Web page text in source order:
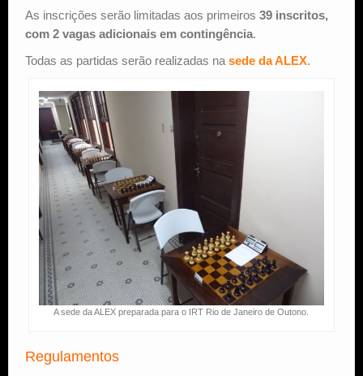
As inscrições serão limitadas aos primeiros 39 inscritos,
com 2 vagas adicionais em contingência.
Todas as partidas serão realizadas na sede da ALEX.
A sede da ALEX preparada para o IRT Rio de Janeiro de Outono.
Regulamentos